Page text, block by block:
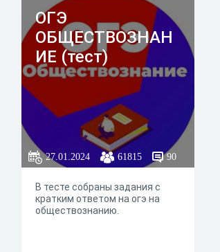
ОГЭ
ОБЩЕСТВОЗНАН
ИЕ (тест)
27.01.2024 61815 90
В тесте собраны задания с
кратким ответом на огэ на
обществознанию.